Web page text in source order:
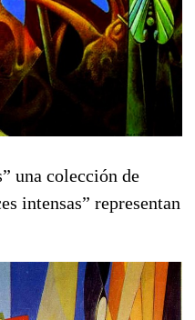
una colección de
intensas” representan